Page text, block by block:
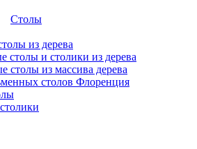
Столы
из дерева
столы и столики из дерева
столы из массива дерева
столов Флоренция